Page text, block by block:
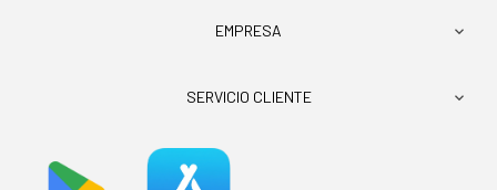
EMPRESA 
SERVICIO CLIENTE 